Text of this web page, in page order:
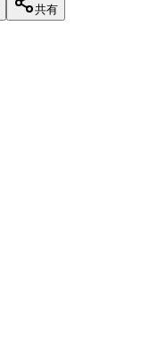
共有